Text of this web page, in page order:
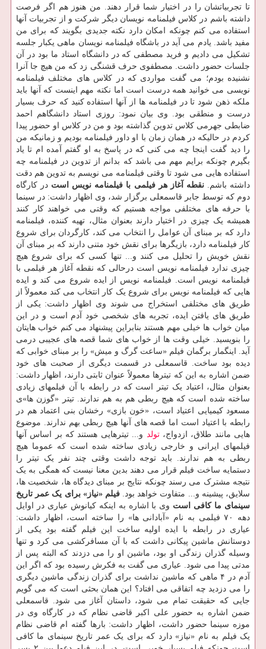
تا تجربیاتشان را در اختیار شما قرار دهند. من هنوز هم اگر فرصت
داشته باشم در کلاس فیلمنامه نویسان دیگر شرکت و از تجربیات آنها
استفاده می کنم چونکه امکان دارد نکته جدیدی بگویند که برای من
مفید باشد. یادم می آید در باشگاه فیلمنامه نویسان ماهی یکبار جلسه
تشکیل می دادیم و فرید مصطفی که در دانشگاه استاد ما بود در آن
جلسات حضور داشت. مصطفوی حرف قشنگی زد که من هیچ جا آنرا
نشنیده بودم؛ می گفت مواردی که در کلاس های مختلف فیلمنامه
نویسی می خوانید همه درست است اما نکته مهم اینست که آنها باید
ملکه ذهن شود تا در فیلمنامه ها از آنها استفاده کنید که حرف بسیار
درست و منطقی بود. وی بیان نمود: روزی استاد دانشگاهم احمد
ضابطی جهرمی کلاس تدوین گذاشته بود و من در کلاس او حضور پیدا
کردم در حالیکه در همان زمان با او داور فیلمنامه بودیم و زمانیکه من
را دید گفت اینجا چه می کنی که در پاسخ به او گفتم آمده ام تا یاد
بگیرم چونکه برایم مهم می باشد که بدانم از تدوین در فیلمنامه چه
استفاده هایی می شود تا وقتی فیلمنامه می نویسم به تدوین هم دقت
داشته باشم.نقطه آغاز هر فیلمی با فیلمنامه نویس است در کارگاه
دوم که توسط جابر قاسمعلی برگزار شد، وی اظهار داشت: در سینما
با حرفه های مختلفی مواجه هستیم که وقتی می خواهند کار کنند
همیشه یک چیزی در اختیار دارند بعنوان مثال، تهیه کننده، فیلمنامه
دارد که بر مبنای آن عوامل را انتخاب می کند، کارگردان برای شروع
کار فیلمنامه دارد، بازیگرها برای نقش خود متنی دارند که بر مبنای آن
نقش خویش را تحلیل می کنند و... تنها کسی که برای شروع هیچ
چیزی ندارد فیلمنامه نویس است درحالی که نقطه آغاز هر فیلمی با
فیلمنامه نویس است. فیلمنامه نویس از ایده شروع می کند و ایده
هایی که فیلمنامه نویس برای شروع یک کار انتخاب می کند معمولاً از
طریق های مختلفی استخراج می شوند وی اظهار داشت: یکی از
طریق های یافتن ایده، تجربه های شخصی خود آدم است و در این
میان خواب ها خیلی مهم هستند بنابراین پیشنهاد می کنم خواب هایتان
را بنویسید. خیلی وقت ها از خواب های شما قصه های عجیبی درمی
آید. اینگمار برگمان فیلم «ساعت گرگ و میش» را بر مبنای خوابی که
دیده بود ساخت. قاسمعلی در قسمت دیگری از صحبت های خود
ضمن اشاره به این که تیترها معمولاً عنوان ثابتی دارند، اظهار داشت:
بعنوان مثال، اعتیاد یک تیتر است که در رابطه با آن فیلمهای زیادی
ساخته شده است که هیچ ربطی هم به هم ندارند. تیتر «گوزن ها»ی
مسعود کیمیایی اعتیاد است، «خون بازی» رخشان بنی اعتماد هم در
رابطه با اعتیاد است اما قصه های آنها هیچ ربطی بهم ندارند. موضوع
هایی مانند طلاق، ازدواج،تولد و... تیترهایی هستند که بر اساس آنها
فیلمهای ایرانی و خارجی زیادی ساخته شده است که عموما هیچ
ربطی به هم ندارند. باید توجه داشت وقتی چند نفر یک تیتر را
دستمایه ساخت فیلم قرار می دهند بدین معنا نیست که همگی به یک
نتیجه مشترک می رسند چونکه نتایج بر مبنای دیدگاه ها، شخصیت ها،
سلایق، پیشینه و... متفاوت خواهد بود.فیلم «نیاز» برای یک عمر تاریخ
سینمای ما کافی است وی با اشاره به اینکه کیانوش عیاری در اوایل
دهه ۷۰ فیلمی به نام «آبادانی ها» را ساخته است، اظهار داشت:
عیاری در رابطه با ایده اولیه ساخت این فیلم گفته بود یکی از
دوستانش ماشین پیکانی داشت که با آن مسافرکشی می کرد و تنها
وسیله گذران زندگی او بود، ماشین او را می دزدند که البته پس از
مدتی پیدا می شود. عیاری می گفت به فکرش رسیده بود که اگر این
آدم در ۴ ماهی که ماشین نداشت برای گذران زندگی ماشین دیگری
را می دزدید چه اتفاقی می افتاد؟ این همان بحثی است که می گویم
جایی که حقیقت تمام می شود، داستان آغاز می شود. قاسمعلی
ضمن اشاره به حضور علی اکبر قاضی نظام که در کارگاه وی در
موزه سینما حضور داشت، اظهار داشت: بارها گفته ام قاضی نظام
یک فیلم به نام «نیاز» دارد که برای یک عمر تاریخ سینمای ما کافی